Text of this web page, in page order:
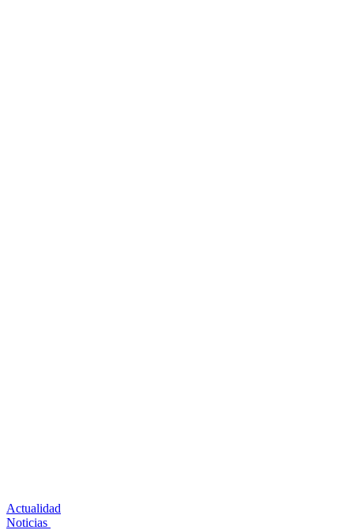
Actualidad
Noticias